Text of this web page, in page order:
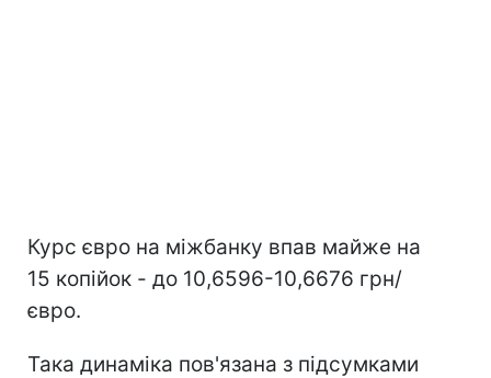
Курс євро на міжбанку впав майже на
15 копійок - до 10,6596-10,6676 грн/
євро.
Така динаміка пов'язана з підсумками